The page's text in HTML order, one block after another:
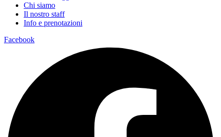
Chi siamo
Il nostro staff
Info e prenotazioni
Facebook